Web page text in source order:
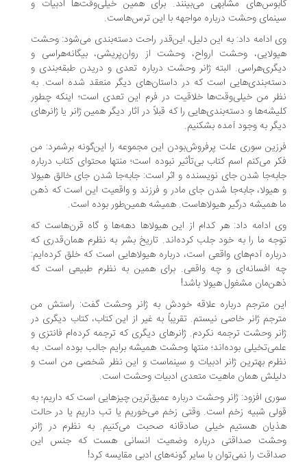
مشابهی می‌بینند. برای همین خیلی‌وقت‌ها ادبیات و
وحشت درباره مواجهه با این ترس‌هاست.
ادامه داد: به این دلیل، این‌قدر راحت‌ دسته‌بندی می‌شود: وحشت
وحشت ارواح، وحشت از روان‌پریشی، بیگانه‌هراسی و
البته ژانر وحشت درباره تعدی و دریدن طبقه‌بندی و
است که در داستان‌های دیگر منعقد شده است. به
من خیلی‌وقت‌ها خلاقیت در فرم این تعدی است؛ اینکه چطور
و دسته‌بندی‌هایی را که قبلاً در آثار دیگر همین ژانر یا ژانرهای
به وجود آمده بشکنیم.
سوری علت پرفروش‌بودن این مجموعه را این‌گونه برشمرد: من
می‌کنم اسم کتاب بی‌تأثیر نبوده است؛ منتها محتوای کتاب درباره
شدن جای نویسنده و اثر است: جابه‌جا شدن جای خالق هیولا
جابه‌جا شدن جای مادر و فرزند و واقعیت‌ این است که ذهن
همیشه درگیر هیولاهاست. همیشه همین‌طور بوده است.
ادامه داد: هر کدام از این هیولاها دهه‌ها و گاه قرن‌هاست که
ما را به خود جلب کرده‌اند. تاریخ بشر به نظرم همان‌قدری که
آدم‌های واقعی است، درباره هیولاهایی است که خلق کرده‌ایم:
افسانه‌ای و چه واقعی. برای همین به نظرم طبیعی‌ است که
مشغول هیولا باشد!
مترجم درباره علاقه خودش به ژانر وحشت گفت: راستش من
ژانر خاصی نیستم. تقریباً به غیر از این کتاب، کتاب دیگری در
وحشت ترجمه نکردم. ژانرهای دیگری که ترجمه کرده‌ام فانتزی و
بوده‌اند؛ منتها وحشت همیشه برایم جالب بوده است. به
بهترین ژانر ادبیات و سینماست و این نظر شخصی من است و
همان ماهیت متعدی ادبیات وحشت است.
افزود: ژانر وحشت درباره عمیق‌ترین چیزهایی است که داریم؛ به
شبیه زخم است. وقتی زخم می‌خوریم یا تب داریم یا در حالت
هستیم خیلی صادقانه صحبت می‌کنیم. به نظرم در ژانر
صداقتی درباره وضعیت انسانی هست که جنس این
را نمی‌توان با سایر گونه‌های ادبی مقایسه کرد!